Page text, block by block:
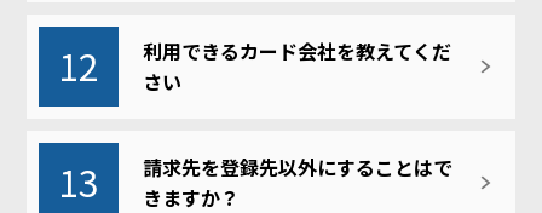
12
利用できるカード会社を教えてくだ
さい
13
請求先を登録先以外にすることはで
きますか？